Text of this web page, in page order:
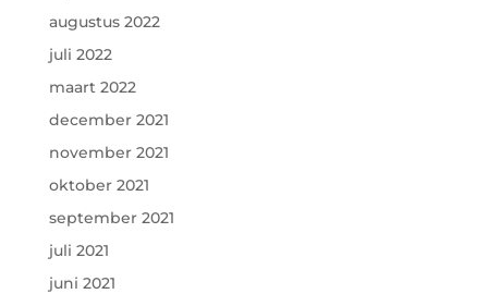
augustus 2022
juli 2022
maart 2022
december 2021
november 2021
oktober 2021
september 2021
juli 2021
juni 2021